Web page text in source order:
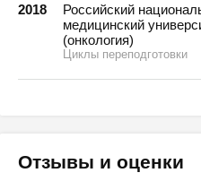
2018
Российский
медицинский
(онкология)
Циклы переподготовки
Отзывы и оценки